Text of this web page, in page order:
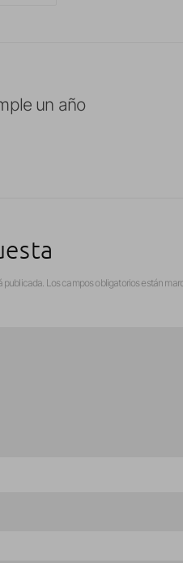
un año
publicada. Los campos obligatorios están